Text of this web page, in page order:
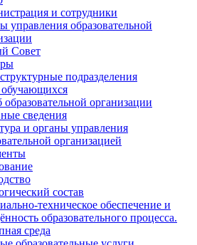
и сотрудники
управления образовательной
Совет
подразделения
организации
сведения
и органы управления
организацией
состав
техническое обеспечение и
образовательного процесса.
среда